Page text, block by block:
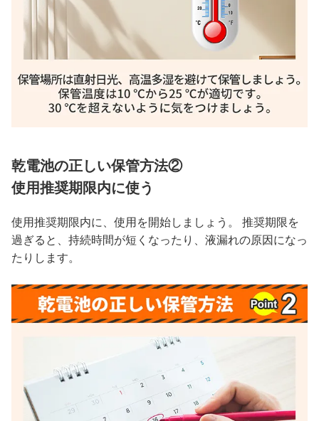
乾電池の正しい保管方法②
使用推奨期限内に使う
使用推奨期限内に、使用を開始しましょう。 推奨期限を
過ぎると、持続時間が短くなったり、液漏れの原因になっ
たりします。